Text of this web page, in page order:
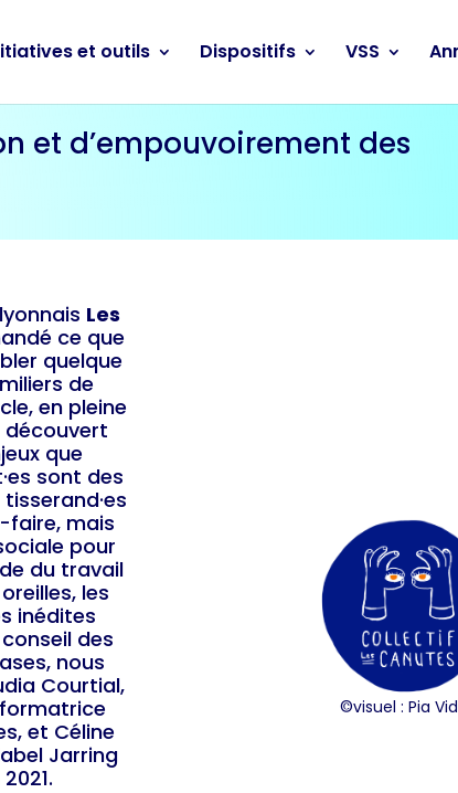
et outils Dispositifs VSS
et d’empouvoirement des
Les
ce que
quelque
de
en pleine
découvert
que
sont des
faire, mais
pour
du travail
les
inédites
des
nous
Courtial,
et Céline
Jarring
©visuel :Pia